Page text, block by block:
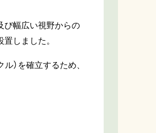
び幅広い視野からの
置しました。
）を確立するため、